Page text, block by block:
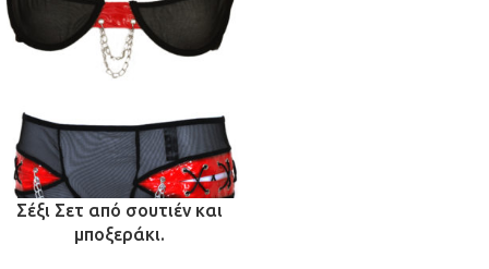
Σέξι Σετ από σουτιέν και
μποξεράκι.